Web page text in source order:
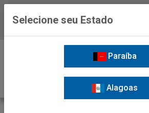
Selecione seu Estado
Paraíba
Alagoas